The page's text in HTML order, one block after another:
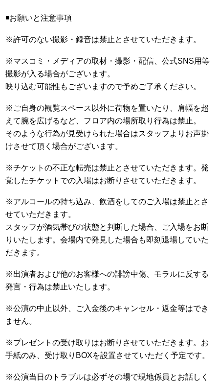
◾️お願いと注意事項
※許可のない撮影・録音は禁止とさせていただきます。
※マスコミ・メディアの取材・撮影・配信、公式SNS用等
撮影が入る場合がございます。
映り込む可能性もございますので予めご了承ください。
※ご自身の観覧スペース以外に荷物を置いたり、肩幅を超
えて腕を広げるなど、フロア内の場所取り行為は禁止。
そのような行為が見受けられた場合はスタッフよりお声掛
けさせて頂く場合がございます。
※チケットの不正な転売は禁止とさせていただきます。発
覚したチケットでの入場はお断りさせていただきます。
※アルコールの持ち込み、飲酒をしてのご入場は禁止とさ
せていただきます。
スタッフが酒気帯びの状態と判断した場合、ご入場をお断
りいたします。会場内で発見した場合も即刻退場していた
だきます。
※出演者および他のお客様への誹謗中傷、モラルに反する
発言・行為は禁止いたします。
※公演の中止以外、ご入金後のキャンセル・返金等はでき
ません。
※プレゼントの受け取りはお断りさせていただきます。お
手紙のみ、受け取りBOXを設置させていただく予定です。
※公演当日のトラブルは必ずその場で現地係員とお話しく